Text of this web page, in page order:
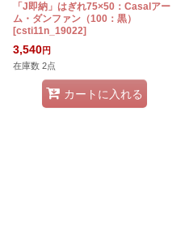
「J即納」はぎれ75×50：Casalアー
ム・ダンファン（100：黒）
[csti11n_19022]
3,540円
在庫数 2点
カートに入れる